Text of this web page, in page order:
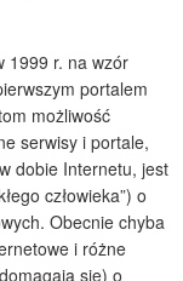
1999 r. na wzór
portalem
możliwość
serwisy i portale,
dobie Internetu, jest
człowieka”) o
Obecnie chyba
i różne
się) o